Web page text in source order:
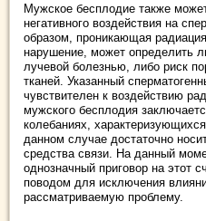
Мужское бесплодие также
негативного воздействия на
образом, проникающая
нарушение, может определить
лучевой болезнью, либо риск
тканей. Указанный
чувствителен к воздействию
мужского бесплодия
колебаниях,
данном случае достаточно
средства связи. На данный
однозначный приговор на этот
поводом для исключения
рассматриваемую проблему.